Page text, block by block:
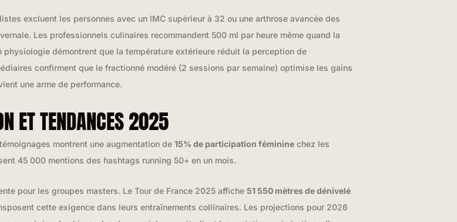
excluent les personnes avec un IMC supérieur à 32 ou une arthrose avancée des
Les professionnels culinaires recommandent 500 ml par heure même quand la
démontrent que la température extérieure réduit la perception de
confirment que le fractionné modéré (2 sessions par semaine) optimise les gains
une arme de performance.
ET TENDANCES 2025
montrent une augmentation de 15% de participation féminine chez les
45 000 mentions des hashtags running 50+ en un mois.
pour les groupes masters. Le Tour de France 2025 affiche 51 550 mètres de dénivelé
cette exigence dans leurs entraînements collinaires. Les projections pour 2026